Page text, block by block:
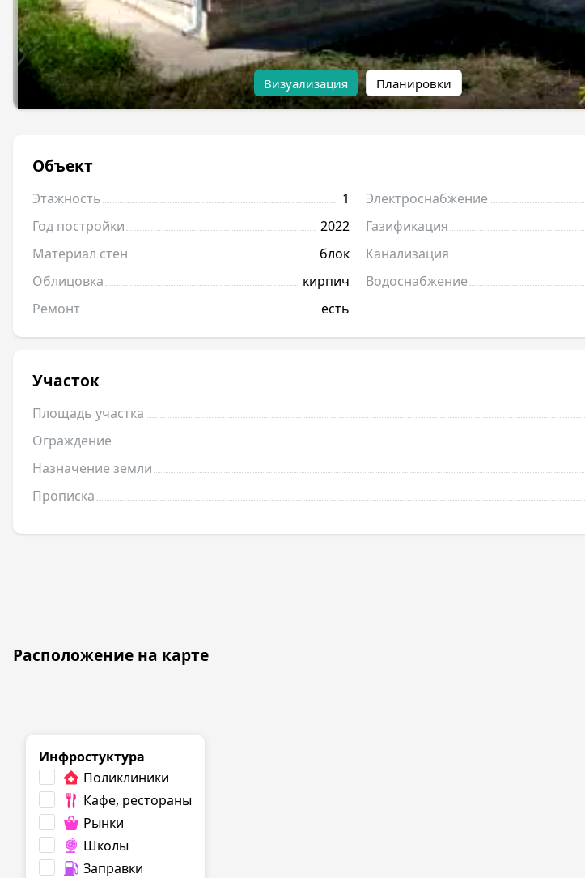
Визуализация Планировки
Объект
Этажность
1
Год постройки
2022
Материал стен
блок
Облицовка
кирпич
Ремонт
есть
Электроснабжение
Газификация
Канализация
Водоснабжение
Участок
Площадь участка
Ограждение
Назначение земли
Прописка
Расположение на карте
Инфростуктура
Поликлиники
Кафе, рестораны
Рынки
Школы
Заправки